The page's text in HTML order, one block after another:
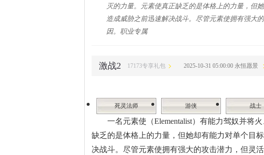
灭的力量。元素使真正缺乏的是体格上的力量，但
造成威胁之前迅速解决战斗。尽管元素使拥有强大
因。职业专属
激战2 17173专享礼包 2025-10-31 05:00:00 永恒愿景
死灵法师 游侠 战士
一名元素使（Elementalist）有能力驾奴并将
缺乏的是体格上的力量，但她却有能力对单个目
决战斗。尽管元素使拥有强大的攻击潜力，但灵